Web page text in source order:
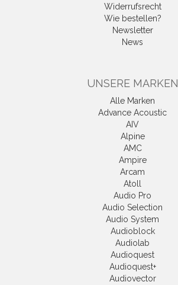
Widerrufsrecht
Wie bestellen?
Newsletter
News
UNSERE MARKEN
Alle Marken
Advance Acoustic
AIV
Alpine
AMC
Ampire
Arcam
Atoll
Audio Pro
Audio Selection
Audio System
Audioblock
Audiolab
Audioquest
Audioquest+
Audiovector